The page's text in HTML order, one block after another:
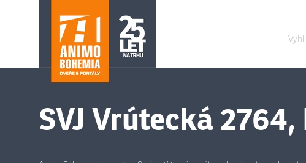
SVJ Vrútecká